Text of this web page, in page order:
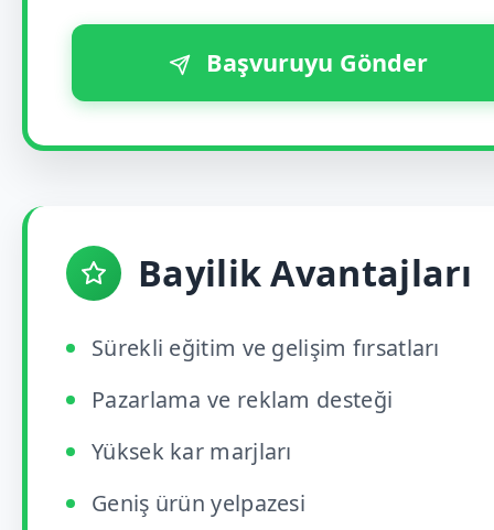
Başvuruyu Gönder
Bayilik Avantajları
Sürekli eğitim ve gelişim fırsatları
Pazarlama ve reklam desteği
Yüksek kar marjları
Geniş ürün yelpazesi